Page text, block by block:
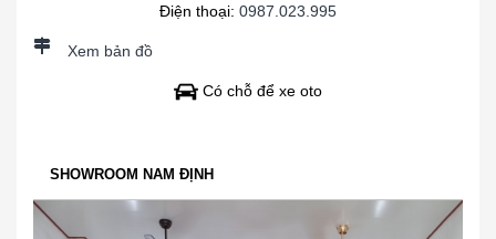
Điện thoại: 0987.023.995
Xem bản đồ
Có chỗ để xe oto
SHOWROOM NAM ĐỊNH